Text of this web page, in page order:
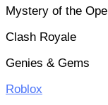
Mystery of the
Clash Royale
Genies & Gems
Roblox